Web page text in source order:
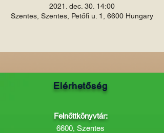
2021. dec. 30. 14:00
Szentes, Szentes, Petőfi u. 1, 6600 Hungary
Elérhetőség
Felnőttkönyvtár:
6600, Szentes